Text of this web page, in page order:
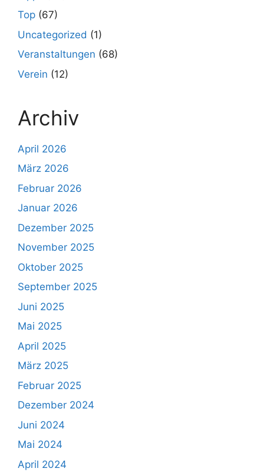
Top (67)
Uncategorized (1)
Veranstaltungen (68)
Verein (12)
Archiv
April 2026
März 2026
Februar 2026
Januar 2026
Dezember 2025
November 2025
Oktober 2025
September 2025
Juni 2025
Mai 2025
April 2025
März 2025
Februar 2025
Dezember 2024
Juni 2024
Mai 2024
April 2024